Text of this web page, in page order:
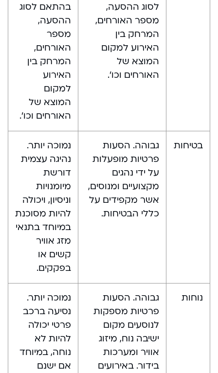
לסוג ההסעה,
מספר האורחים,
המרחק בין
האירוע למקום
המוצא של
האורחים וכו’.
בהתאם לסוג
ההסעה,
מספר
האורחים,
המרחק בין
האירוע
למקום
המוצא של
האורחים וכו’.
בטיחות
גבוהה. הסעות
פרטיות מופעלות
על ידי נהגים
מקצועיים ומנוסים,
אשר מקפידים על
כללי הבטיחות.
נמוכה יותר.
נהיגה עצמית
דורשת
מיומנויות
וניסיון, ויכולה
להיות מסוכנת
במיוחד בתנאי
מזג אוויר
קשים או
בפקקים.
נוחות
גבוהה. הסעות
פרטיות מספקות
לנוסעים מקום
ישיבה נוח, מיזוג
אוויר ומערכות
בידור. באירועים
נמוכה יותר.
נסיעה ברכב
פרטי יכולה
להיות לא
נוחה, במיוחד
אם ישנם